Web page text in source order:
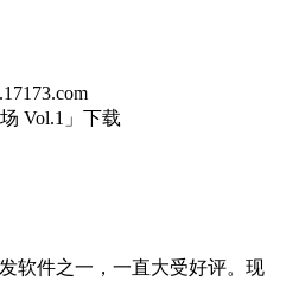
Vol.1」 下载
软件之一，一直大受好评。现